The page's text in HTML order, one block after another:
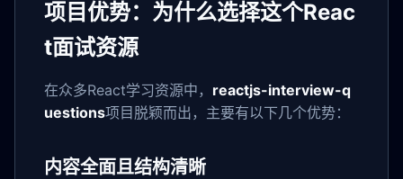
项目优势：为什么选择这个Reac
t面试资源
在众多React学习资源中， reactjs-interview-q
uestions项目脱颖而出，主要有以下几个优势：
内容全面且结构清晰